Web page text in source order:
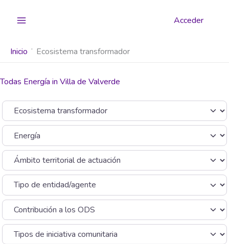
Acceder
Inicio Ecosistema transformador
Todas Energía in Villa de Valverde
Seleccionar el formulario de búsqueda
Categoría